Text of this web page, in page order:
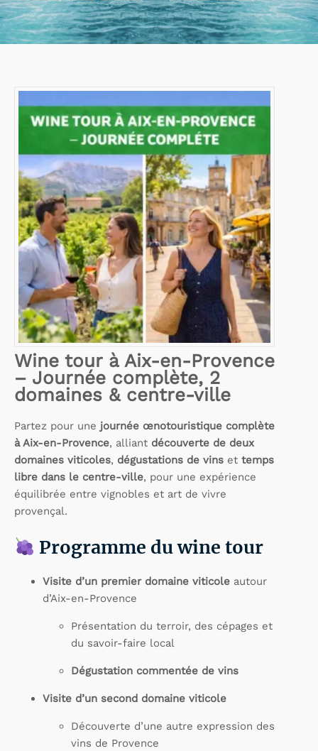
Wine tour à Aix-en-Provence
– Journée complète, 2
domaines & centre-ville
Partez pour une journée œnotouristique complète
à Aix-en-Provence, alliant découverte de deux
domaines viticoles, dégustations de vins et temps
libre dans le centre-ville, pour une expérience
équilibrée entre vignobles et art de vivre
provençal.
Programme du wine tour
Visite d’un premier domaine viticole autour
d’Aix-en-Provence
Présentation du terroir, des cépages et
du savoir-faire local
Dégustation commentée de vins
Visite d’un second domaine viticole
Découverte d’une autre expression des
vins de Provence